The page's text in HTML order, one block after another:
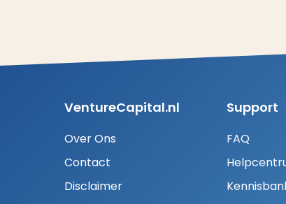
VentureCapital.nl
Over Ons
Contact
Disclaimer
Support
FAQ